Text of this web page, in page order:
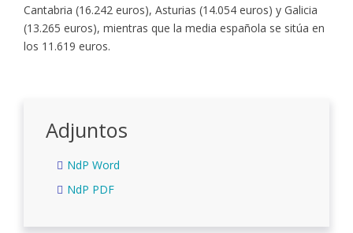
Cantabria (16.242 euros), Asturias (14.054 euros) y Galicia
(13.265 euros), mientras que la media española se sitúa en
los 11.619 euros.
Adjuntos
NdP Word
NdP PDF